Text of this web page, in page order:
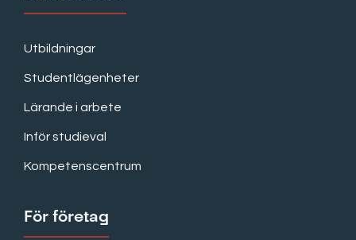
Utbildningar
Studentlägenheter
Lärande i arbete
Inför studieval
Kompetenscentrum
För företag